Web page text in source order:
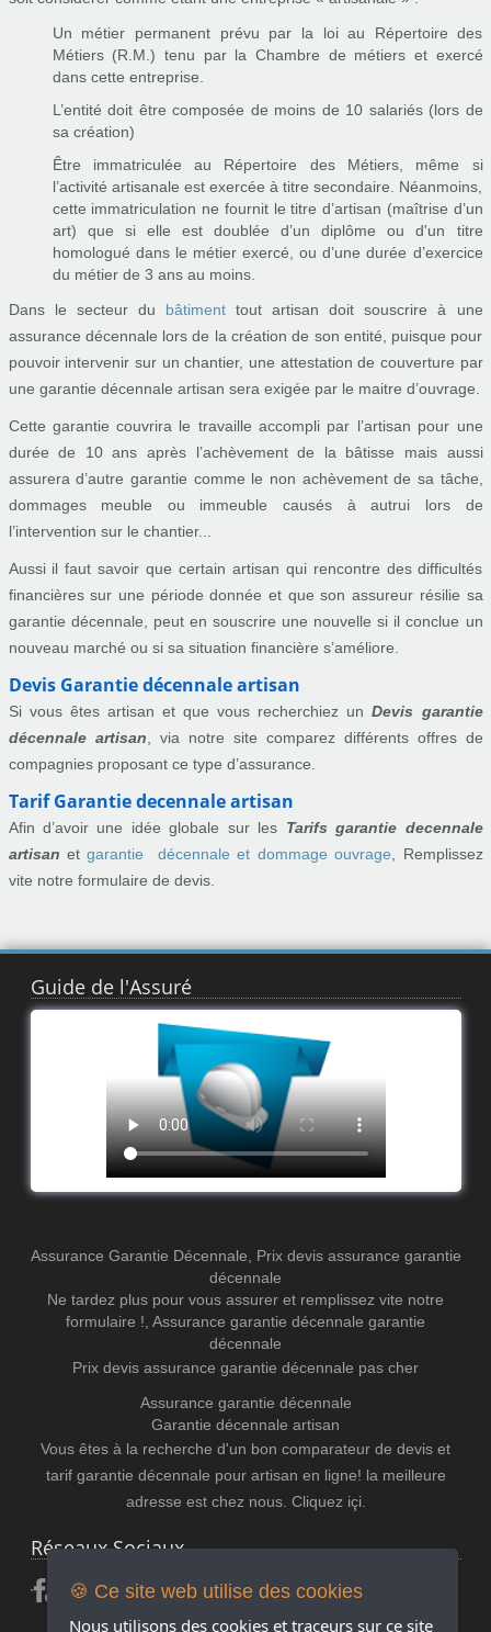
Un métier permanent prévu par la loi au Répertoire des
Métiers (R.M.) tenu par la Chambre de métiers et exercé
dans cette entreprise.
L’entité doit être composée de moins de 10 salariés (lors de
sa création)
Être immatriculée au Répertoire des Métiers, même si
l’activité artisanale est exercée à titre secondaire. Néanmoins,
cette immatriculation ne fournit le titre d’artisan (maîtrise d’un
art) que si elle est doublée d’un diplôme ou d'un titre
homologué dans le métier exercé, ou d’une durée d’exercice
du métier de 3 ans au moins.
Dans le secteur du bâtimenttout artisan doit souscrire à une
assurance décennale lors de la création de son entité, puisque pour
pouvoir intervenir sur un chantier, une attestation de couverture par
une garantie décennale artisan sera exigée par le maitre d’ouvrage.
Cette garantie couvrira le travaille accompli par l’artisan pour une
durée de 10 ans après l’achèvement de la bâtisse mais aussi
assurera d’autre garantie comme le non achèvement de sa tâche,
dommages meuble ou immeuble causés à autrui lors de
l’intervention sur le chantier...
Aussi il faut savoir que certain artisan qui rencontre des difficultés
financières sur une période donnée et que son assureur résilie sa
garantie décennale, peut en souscrire une nouvelle si il conclue un
nouveau marché ou si sa situation financière s’améliore.
Devis Garantie décennale artisan
Si vous êtes artisan et que vous recherchiez unDevis garantie
décennale artisan , via notre site comparez différents offres de
compagnies proposant ce type d’assurance.
Tarif Garantie decennale artisan
Afin d’avoir une idée globale sur les Tarifs garantie decennale
artisan etgarantie décennale et dommage ouvrage , Remplissez
vite notre formulaire de devis.
Guide de l'Assuré
Assurance Garantie Décennale
Prix devis assurance garantie
décennale
Ne tardez plus pour vous assurer et remplissez vite notre
formulaire ! Assurance garantie décennale garantie
décennale
Prix devis assurance garantie décennale pas cher
Assurance garantie décennale
Garantie décennale artisan
Vous êtes à la recherche d'un bon comparateur de devis et
tarif garantie décennale pour artisan en ligne! la meilleure
adresse est chez nous. Cliquez içi.
Réseaux Sociaux
🍪 Ce site web utilise des cookies
Nous utilisons des cookies et traceurs sur ce site